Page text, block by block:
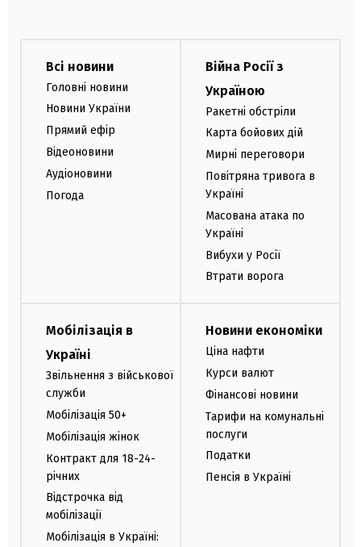
Всі новини
Головні новини
Новини України
Прямий ефір
Відеоновини
Аудіоновини
Погода
Війна Росії з
Україною
Ракетні обстріли
Карта бойових дій
Мирні переговори
Повітряна тривога в
Україні
Масована атака по
Україні
Вибухи у Росії
Втрати ворога
Мобілізація в
Україні
Звільнення з військової
служби
Мобілізація 50+
Мобілізація жінок
Контракт для 18-24-
річних
Відстрочка від
мобілізації
Мобілізація в Україні:
Новини економіки
Ціна нафти
Курси валют
Фінансові новини
Тарифи на комунальні
послуги
Податки
Пенсія в Україні